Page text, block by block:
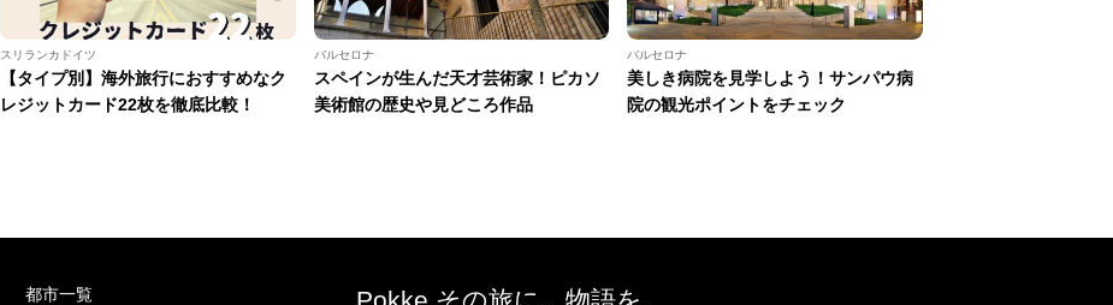
スリランカドイツ
【タイプ別】海外旅行におすすめなク
レジットカード22枚を徹底比較！
バルセロナ
スペインが生んだ天才芸術家！ピカソ
美術館の歴史や見どころ作品
バルセロナ
美しき病院を見学しよう！サンパウ病
院の観光ポイントをチェック
都市一覧 Pokke その旅に、物語を。